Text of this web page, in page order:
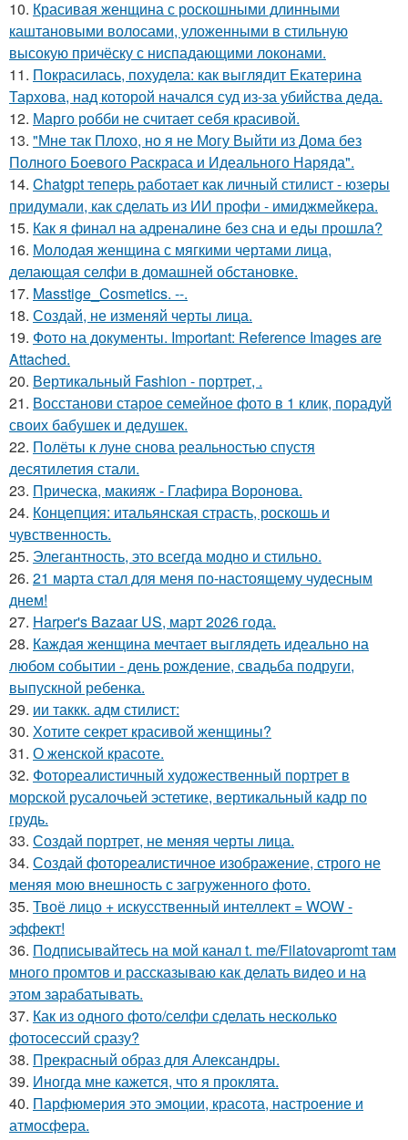
10. Красивая женщина с роскошными длинными
каштановыми волосами, уложенными в стильную
высокую причёску с ниспадающими локонами.
11. Покрасилась, похудела: как выглядит Екатерина
Тархова, над которой начался суд из-за убийства деда.
12. Марго робби не считает себя красивой.
13. "Мне так Плохо, но я не Могу Выйти из Дома без
Полного Боевого Раскраса и Идеального Наряда".
14. Chatgpt теперь работает как личный стилист - юзеры
придумали, как сделать из ИИ профи - имиджмейкера.
15. Как я финал на адреналине без сна и еды прошла?
16. Молодая женщина с мягкими чертами лица,
делающая селфи в домашней обстановке.
17. Masstige_Cosmetics. --.
18. Создай, не изменяй черты лица.
19. Фото на документы. Important: Reference Images are
Attached.
20. Вертикальный Fashion - портрет, .
21. Восстанови старое семейное фото в 1 клик, порадуй
своих бабушек и дедушек.
22. Полёты к луне снова реальностью спустя
десятилетия стали.
23. Прическа, макияж - Глафира Воронова.
24. Концепция: итальянская страсть, роскошь и
чувственность.
25. Элегантность, это всегда модно и стильно.
26. 21 марта стал для меня по-настоящему чудесным
днем!
27. Harper's Bazaar US, март 2026 года.
28. Каждая женщина мечтает выглядеть идеально на
любом событии - день рождение, свадьба подруги,
выпускной ребенка.
29. ии таккк. адм стилист:
30. Хотите секрет красивой женщины?
31. О женской красоте.
32. Фотореалистичный художественный портрет в
морской русалочьей эстетике, вертикальный кадр по
грудь.
33. Создай портрет, не меняя черты лица.
34. Создай фотореалистичное изображение, строго не
меняя мою внешность с загруженного фото.
35. Твоё лицо + искусственный интеллект = WOW -
эффект!
36. Подписывайтесь на мой канал t. me/Filatovapromt там
много промтов и рассказываю как делать видео и на
этом зарабатывать.
37. Как из одного фото/селфи сделать несколько
фотосессий сразу?
38. Прекрасный образ для Александры.
39. Иногда мне кажется, что я проклята.
40. Парфюмерия это эмоции, красота, настроение и
атмосфера.